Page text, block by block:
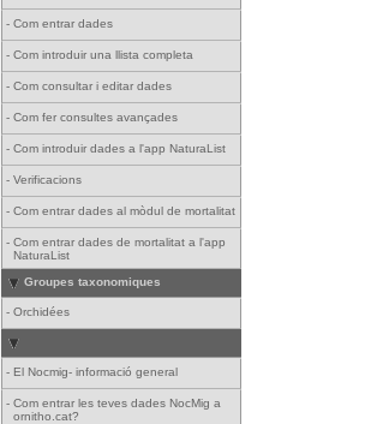
- Com entrar dades
- Com introduir una llista completa
- Com consultar i editar dades
- Com fer consultes avançades
- Com introduir dades a l'app NaturaList
- Verificacions
- Com entrar dades al mòdul de mortalitat
- Com entrar dades de mortalitat a l'app
NaturaList
Groupes taxonomiques
- Orchidées
- El Nocmig- informació general
- Com entrar les teves dades NocMig a
ornitho.cat?